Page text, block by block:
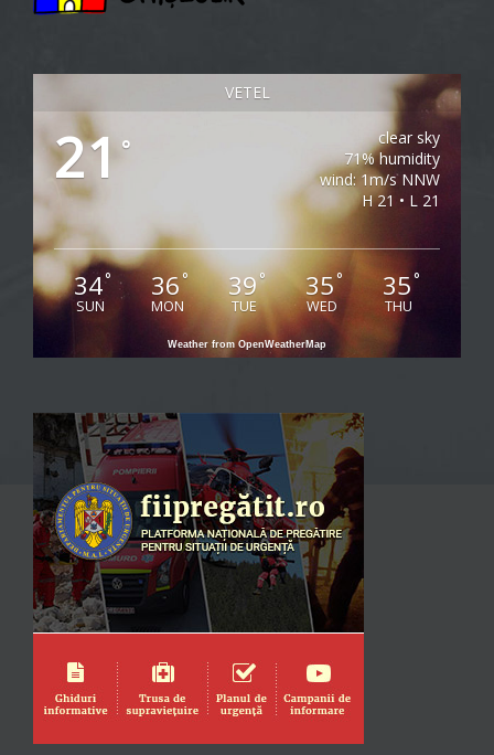
VETEL
21°
clear sky
71% humidity
wind: 1m/s NNW
H 21 • L 21
34°
SUN
36°
MON
39°
TUE
35°
WED
35°
THU
Weather from OpenWeatherMap